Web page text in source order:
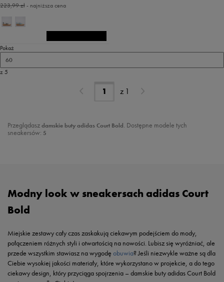
223,99 zł- najniższa cena
Pokaż
60
z 5
z 1
Przeglądaszdamskie buty adidas Court Bold. Dostępne modele tych
sneakersów: 5
Modny look w sneakersach adidas Court
Bold
Miejskie zestawy cały czas zaskakują ciekawym podejściem do mody,
połączeniem różnych styli i otwartością na nowości. Lubisz się wyróżniać, ale
przede wszystkim stawiasz na wygodę obuwia? Jeśli niezwykle ważne są dla
Ciebie wysokiej jakości materiały, które wykorzystano w projekcie, a do tego
ciekawy design, który przyciąga spojrzenia – damskie buty adidas Court Bold